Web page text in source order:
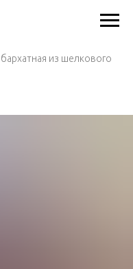
из шелкового